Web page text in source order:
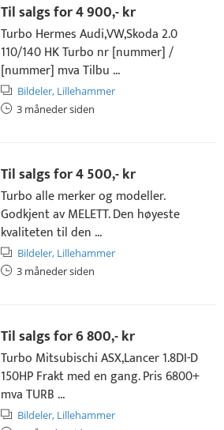
Til salgs for4 900,- kr
Turbo Hermes Audi,VW,Skoda 2.0
110/140 HK Turbo nr [nummer] /
[nummer] mva Tilbu ...
Bildeler, Lillehammer
3 måneder siden
Til salgs for4 500,- kr
Turbo alle merker og modeller.
Godkjent av MELETT. Den høyeste
kvaliteten til den ...
Bildeler, Lillehammer
3 måneder siden
Til salgs for6 800,- kr
Turbo Mitsubischi ASX,Lancer 1.8DI-D
150HP Frakt med en gang. Pris 6800+
mva TURB ...
Bildeler, Lillehammer